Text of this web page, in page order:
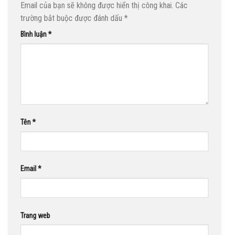
Email của bạn sẽ không được hiển thị công khai. Các
trường bắt buộc được đánh dấu *
Bình luận*
Tên*
Email*
Trang web